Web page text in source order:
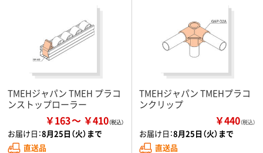
TMEHジャパン TMEH プラコ
ンストップローラー
￥163 ￥410
お届け日：8月25日（火）まで
直送品
TMEHジャパン TMEHプラコ
ンクリップ
￥440（税込）
お届け日：8月25日（火）まで
直送品